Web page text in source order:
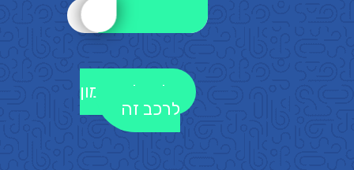
לקבלת מימון
לרכב זה